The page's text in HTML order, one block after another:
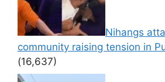
Nihangs
community raising tension in
(16,637)